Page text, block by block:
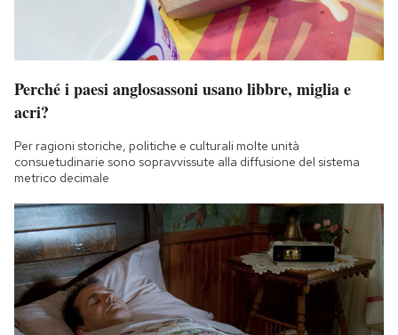
Perché i paesi anglosassoni usano libbre, miglia e
acri?
Per ragioni storiche, politiche e culturali molte unità
consuetudinarie sono sopravvissute alla diffusione del sistema
metrico decimale